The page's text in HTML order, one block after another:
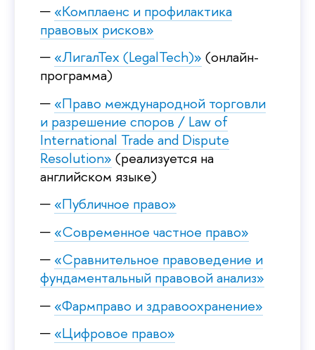
«Комплаенс и профилактика
правовых рисков»
«ЛигалТех (LegalTech)» (онлайн-
программа)
«Право международной торговли
и разрешение споров / Law of
International Trade and Dispute
Resolution» (реализуется на
английском языке)
«Публичное право»
«Современное частное право»
«Сравнительное правоведение и
фундаментальный правовой анализ»
«Фармправо и здравоохранение»
«Цифровое право»